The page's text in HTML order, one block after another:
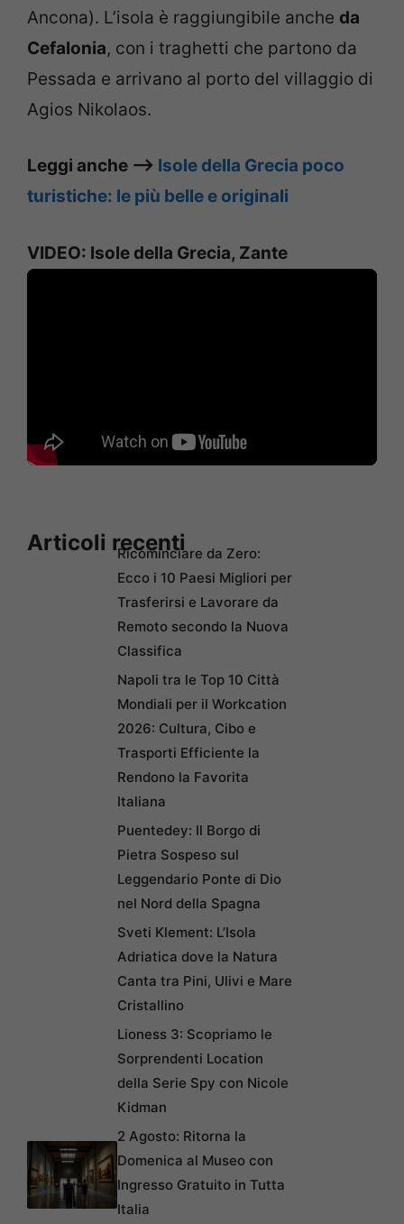
Ancona). L’isola è raggiungibile anche da
Cefalonia, con i traghetti che partono da
Pessada e arrivano al porto del villaggio di
Agios Nikolaos.
Leggi anche –> Isole della Grecia poco
turistiche: le più belle e originali
VIDEO: Isole della Grecia, Zante
Articoli recentiRicominciare da Zero:
Ecco i 10 Paesi Migliori per
Trasferirsi e Lavorare da
Remoto secondo la Nuova
Classifica
Napoli tra le Top 10 Città
Mondiali per il Workcation
2026: Cultura, Cibo e
Trasporti Efficiente la
Rendono la Favorita
Italiana
Puentedey: Il Borgo di
Pietra Sospeso sul
Leggendario Ponte di Dio
nel Nord della Spagna
Sveti Klement: L’Isola
Adriatica dove la Natura
Canta tra Pini, Ulivi e Mare
Cristallino
Lioness 3: Scopriamo le
Sorprendenti Location
della Serie Spy con Nicole
Kidman
2 Agosto: Ritorna la
Domenica al Museo con
Ingresso Gratuito in Tutta
Italia